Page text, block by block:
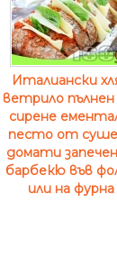
Италиански
ветрило пълнен
сирене
песто от
домати
барбекю във
или на фурна